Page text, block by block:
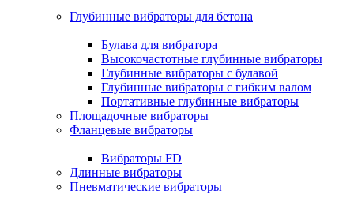
Глубинные вибраторы для бетона
Булава для вибратора
Высокочастотные глубинные вибраторы
Глубинные вибраторы с булавой
Глубинные вибраторы с гибким валом
Портативные глубинные вибраторы
Площадочные вибраторы
Фланцевые вибраторы
Вибраторы FD
Длинные вибраторы
Пневматические вибраторы